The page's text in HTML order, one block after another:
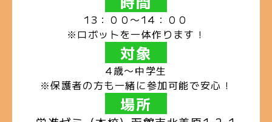
13：００〜14：００
※ロボットを一体作ります！
対象
4歳〜中学生
※保護者の方も一緒に参加可能で安心！
場所